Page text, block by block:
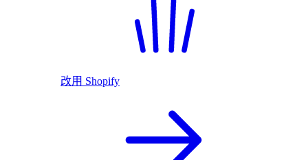
改用 Shopify